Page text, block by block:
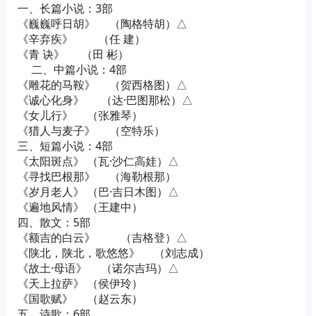
一、长篇小说：3部
《巍巍呼日胡》 （陶格特胡）△
《辛弃疾》 （任 建）
《青 诀》 （田 彬）
二、中篇小说：4部
《雕花的马鞍》 （贺西格图）△
《诚心化身》 （达·巴图那松）△
《女儿行》 （张雅琴）
《猎人与麦子》 （空特乐）
三、短篇小说：4部
《太阳斑点》 （瓦·沙仁高娃）△
《寻找巴根那》 （海勒根那）
《岁月老人》 （巴·吉日木图）△
《遍地风情》 （王建中）
四、散文：5部
《额吉的白云》 （吉格登）△
《陕北，陕北，歌悠悠》 （刘志成）
《故土·母语》 （诺尔吉玛）△
《天上拉萨》 （侯伊玲）
《国歌赋》 （赵云东）